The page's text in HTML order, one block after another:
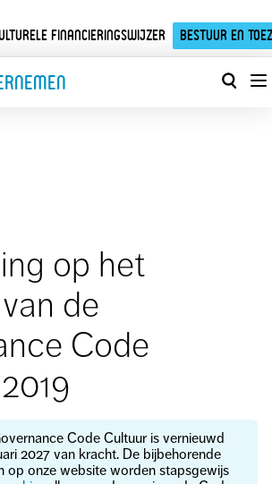
financieringswijzer Bestuur en
Code Cultuur is vernieuwd
2027 van kracht. De bijbehorende
op onze website worden stapsgewijs
op het
de
Code